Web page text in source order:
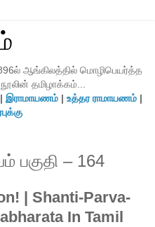
ஆங்கிலத்தில் மொழிபெயர்த்த
தமிழாக்கம்...
இராமாயணம்| உத்தர ராமாயணம்|
பகுதி – 164
| Shanti-Parva-
In Tamil